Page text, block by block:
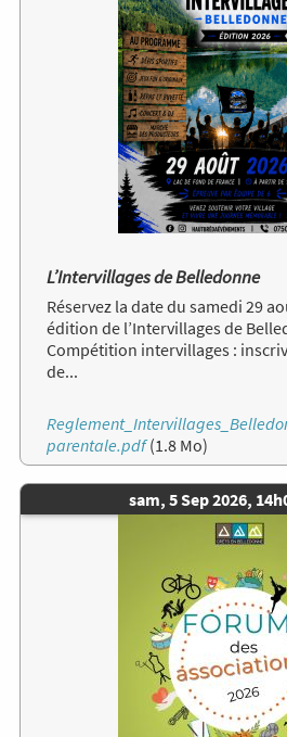
L’Intervillages de Belledonne
Réservez la date du samedi 29
édition de l’Intervillages de
Compétition intervillages :
de...
Document
parentale.pdf (1.8 Mo)
de
sam, 5 Sep 2026,